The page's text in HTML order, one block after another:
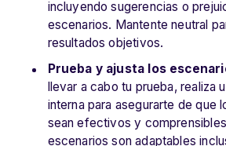
incluyendo sugerencias o
escenarios. Mantente neutral
resultados objetivos.
Prueba y ajusta los
llevar a cabo tu prueba, realiza
interna para asegurarte de que
sean efectivos y
escenarios son adaptables